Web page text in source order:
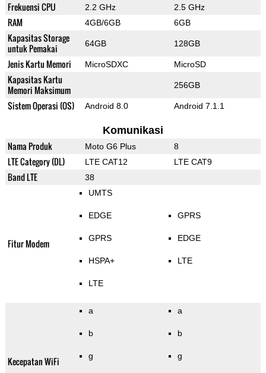
Frekuensi CPU 2.2 GHz 2.5 GHz
RAM 4GB/6GB 6GB
Kapasitas Storage
untuk Pemakai
64GB 128GB
Jenis Kartu Memori MicroSDXC MicroSD
Kapasitas Kartu
Memori Maksimum
256GB
Sistem Operasi (OS) Android 8.0 Android 7.1.1
Komunikasi
Nama Produk Moto G6 Plus 8
LTE Category (DL) LTE CAT12 LTE CAT9
Band LTE 38
Fitur Modem
UMTS
EDGE
GPRS
HSPA+
LTE
GPRS
EDGE
LTE
Kecepatan WiFi
a
b
g
a
b
g